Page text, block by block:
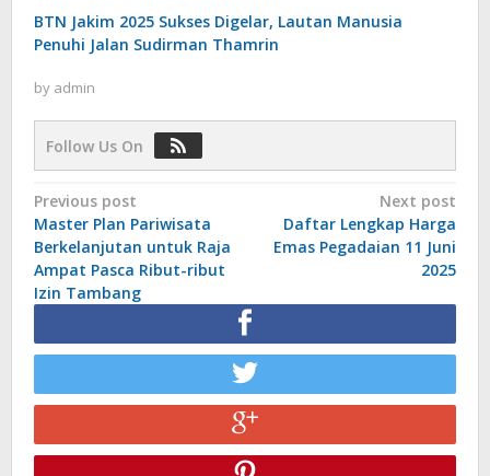
BTN Jakim 2025 Sukses Digelar, Lautan Manusia
Penuhi Jalan Sudirman Thamrin
by admin
Follow Us On
Post
navigation
Previous post
Master Plan Pariwisata
Berkelanjutan untuk Raja
Ampat Pasca Ribut-ribut
Izin Tambang
Next post
Daftar Lengkap Harga
Emas Pegadaian 11 Juni
2025